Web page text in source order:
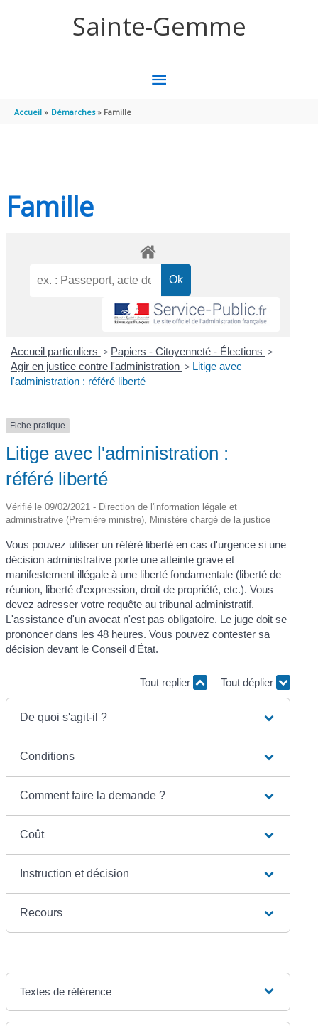
Sainte-Gemme
MENU
Accueil Démarches Famille
Famille
Accueil particuliers > Papiers - Citoyenneté - Élections >
Agir en justice contre l'administration > Litige avec
l'administration : référé liberté
Fiche pratique
Litige avec l'administration :
référé liberté
Vérifié le 09/02/2021 - Direction de l'information légale et
administrative (Première ministre), Ministère chargé de la justice
Vous pouvez utiliser un référé liberté en cas d'urgence si une
décision administrative porte une atteinte grave et
manifestement illégale à une liberté fondamentale (liberté de
réunion, liberté d'expression, droit de propriété, etc.). Vous
devez adresser votre requête au tribunal administratif.
L'assistance d'un avocat n'est pas obligatoire. Le juge doit se
prononcer dans les 48 heures. Vous pouvez contester sa
décision devant le Conseil d'État.
Tout replier Tout déplier
De quoi s'agit-il ?
Conditions
Comment faire la demande ?
Coût
Instruction et décision
Recours
Textes de référence